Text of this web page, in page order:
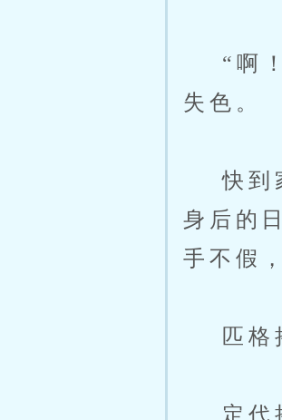
“啊！
失色。
快到家
身后的
手不假
匹格
定代